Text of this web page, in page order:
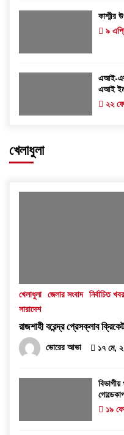
কাশ্মীর
৯
এআই-এর
এআই
২২
খেলাধুলা
খেলাধুলা জেলার সংবাদ নির্বাচিত খবর
সারাদেশ
রাজশাহী বরেন্দ্র প্রেসক্লাব
ভোরের আভা ১৭ মে,
১৯